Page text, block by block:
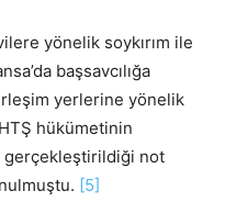
yönelik soykırım ile
başsavcılığa
yerlerine yönelik
hükümetinin
gerçekleştirildiği not
[5]